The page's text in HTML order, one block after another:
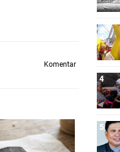
Komentar